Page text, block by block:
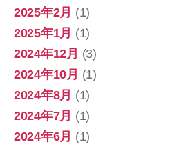
2025年2月 (1)
2025年1月 (1)
2024年12月 (3)
2024年10月 (1)
2024年8月 (1)
2024年7月 (1)
2024年6月 (1)